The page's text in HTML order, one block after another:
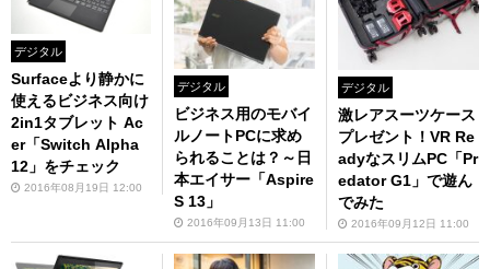
デジタル
Surfaceより静かに
使えるビジネス向け
2in1タブレット Ac
er「Switch Alpha
12」をチェック
2016年08月19日 12:00
デジタル
ビジネス用のモバイ
ルノートPCに求め
られることは？～日
本エイサー「Aspire
S 13」
2016年09月13日 11:00
デジタル
激レアスーツケース
プレゼント！VR Re
adyなスリムPC「Pr
edator G1」で遊ん
でみた
2016年09月12日 11:00